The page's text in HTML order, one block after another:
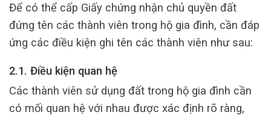
Để có thể cấp Giấy chứng nhận chủ quyền đất
đứng tên các thành viên trong hộ gia đình, cần đáp
ứng các điều kiện ghi tên các thành viên như sau:
2.1. Điều kiện quan hệ
Các thành viên sử dụng đất trong hộ gia đình cần
có mối quan hệ với nhau được xác định rõ ràng,